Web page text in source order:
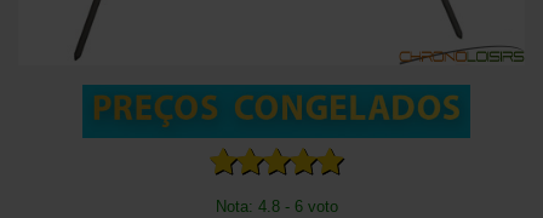
Nota: 4.8 - 6 voto